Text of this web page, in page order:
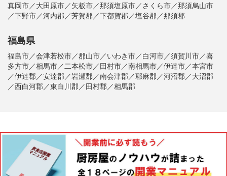
真岡市／大田原市／矢板市／那須塩原市／さくら市／那須烏山市
／下野市／河内郡／芳賀郡／下都賀郡／塩谷郡／那須郡
福島県
福島市／会津若松市／郡山市／いわき市／白河市／須賀川市／喜
多方市／相馬市／二本松市／田村市／南相馬市／伊達市／本宮市
／伊達郡／安達郡／岩瀬郡／南会津郡／耶麻郡／河沼郡／大沼郡
／西白河郡／東白川郡／田村郡／相馬郡